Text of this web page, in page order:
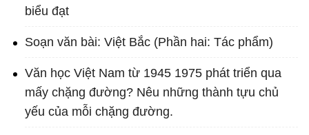
biểu đạt
Soạn văn bài: Việt Bắc (Phần hai: Tác phẩm)
Văn học Việt Nam từ 1945 1975 phát triển qua
mấy chặng đường? Nêu những thành tựu chủ
yếu của mỗi chặng đường.